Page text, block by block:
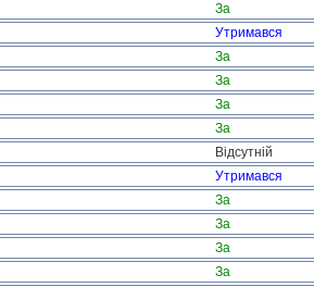
За
Утримався
За
За
За
За
Відсутній
Утримався
За
За
За
За